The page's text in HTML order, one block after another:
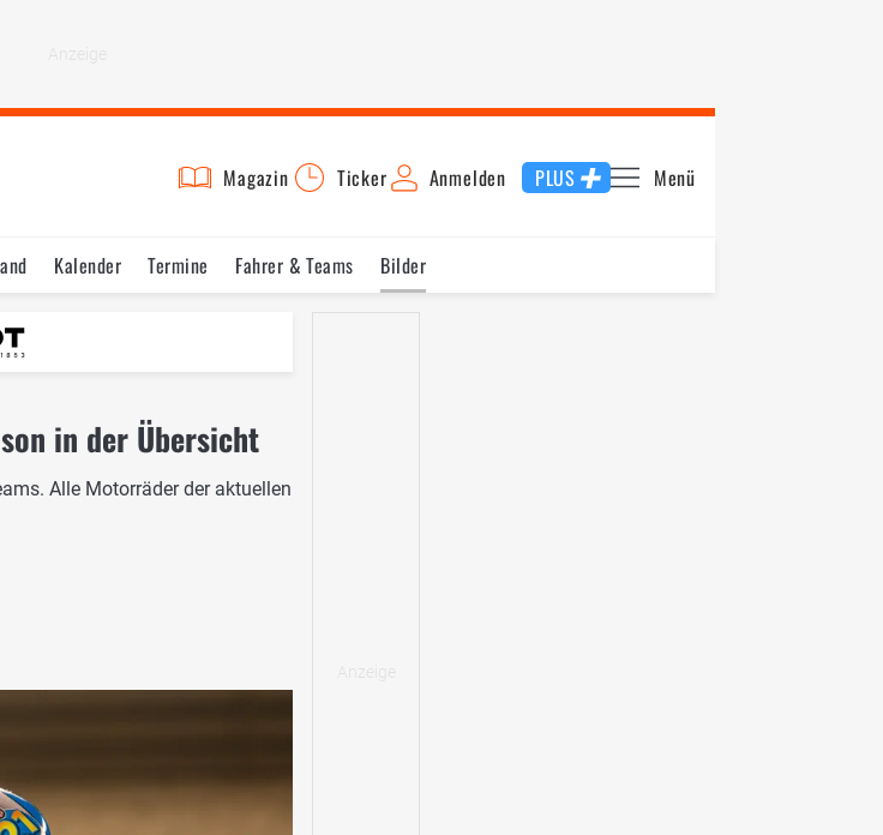
Magazin Ticker Anmelden PLUS Menü
Kalender Termine Fahrer & Teams Bilder
in der Übersicht
Alle Motorräder der aktuellen